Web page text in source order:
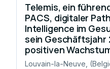
Telemis, ein
PACS, digitaler
Intelligence im
sein Geschäftsjahr
positiven
Louvain-la-Neuve,